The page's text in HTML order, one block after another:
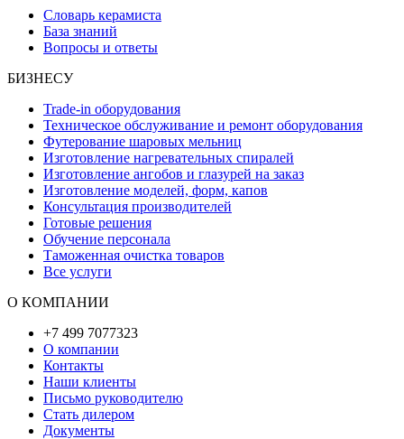
Словарь керамиста
База знаний
Вопросы и ответы
БИЗНЕСУ
Trade-in оборудования
Техническое обслуживание и ремонт оборудования
Футерование шаровых мельниц
Изготовление нагревательных спиралей
Изготовление ангобов и глазурей на заказ
Изготовление моделей, форм, капов
Консультация производителей
Готовые решения
Обучение персонала
Таможенная очистка товаров
Все услуги
О КОМПАНИИ
+7 499 7077323
О компании
Контакты
Наши клиенты
Письмо руководителю
Стать дилером
Документы